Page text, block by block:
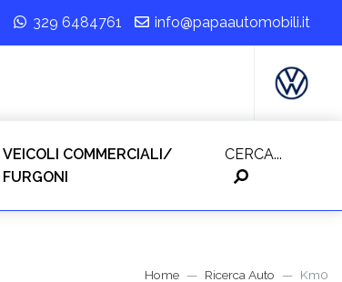
329 6484761 info@papaautomobili.it
VEICOLI COMMERCIALI/
FURGONI
CERCA...
Home Ricerca Auto Km0